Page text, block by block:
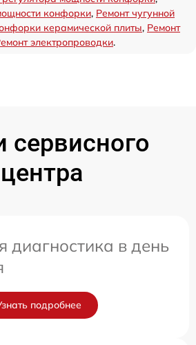
конфорки, Ремонт чугунной
керамической плиты, Ремонт
электропроводки.
сервисного
центра
диагностика в день
подробнее